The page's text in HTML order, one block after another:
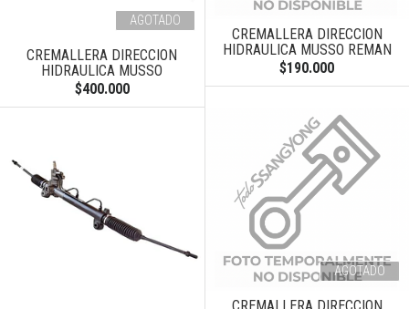
AGOTADO
CREMALLERA DIRECCION
HIDRAULICA MUSSO
$400.000
CREMALLERA DIRECCION
HIDRAULICA MUSSO REMAN
$190.000
AGOTADO
CREMALLERA DIRECCION